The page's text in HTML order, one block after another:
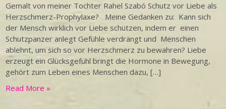
Gemalt von meiner Tochter Rahel Szabó Schutz vor Liebe als
Herzschmerz-Prophylaxe? Meine Gedanken zu: Kann sich
der Mensch wirklich vor Liebe schützen, indem er einen
Schutzpanzer anlegt Gefühle verdrängt und Menschen
ablehnt, um sich so vor Herzschmerz zu bewahren? Liebe
erzeugt ein Glücksgefühl bringt die Hormone in Bewegung,
gehört zum Leben eines Menschen dazu, […]
Read More »